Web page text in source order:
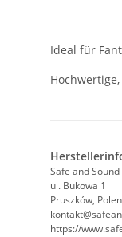
Ideal für
Safe and Sound
ul. Bukowa 1
Pruszków,
https://